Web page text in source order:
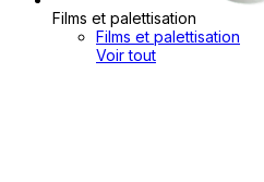
Films et palettisation
Films et palettisation
Voir tout